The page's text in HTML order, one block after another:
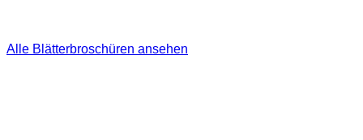
Alle Blätterbroschüren ansehen